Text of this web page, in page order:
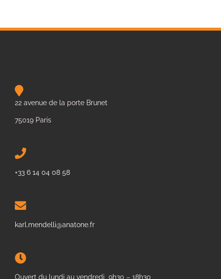
22 avenue de la porte Brunet
75019 Paris
+33 6 14 04 08 58
karl.mendelli@anatone.fr
Ouvert du lundi au vendredi 9h30 – 18h30